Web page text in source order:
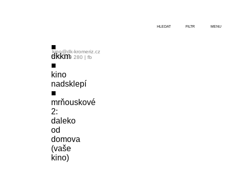
dkkm
kino
nadsklepí
mrňouskové
2:
daleko
od
domova
(vaše
kino)
kino@dk-kromeriz.cz
573 339 280 | fb
HLEDAT FILTR MENU